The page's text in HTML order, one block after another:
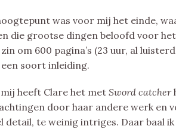
was voor mij het einde,
die grootse dingen beloofd voor
om 600 pagina’s (23 uur, al
soort inleiding.
heeft Clare het met Sword catcher
door haar andere werk en
detail, te weinig intriges. Daar baal ik